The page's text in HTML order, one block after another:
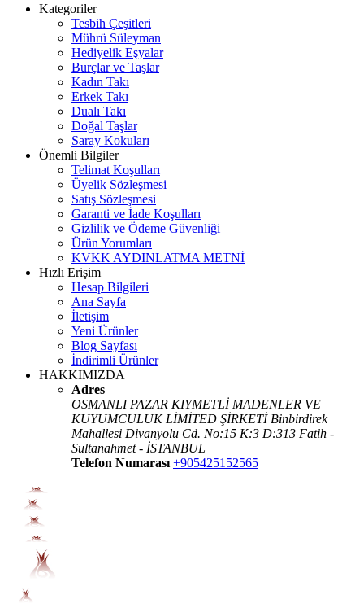
Kategoriler
Tesbih Çeşitleri
Mührü Süleyman
Hediyelik Eşyalar
Burçlar ve Taşlar
Kadın Takı
Erkek Takı
Dualı Takı
Doğal Taşlar
Saray Kokuları
Önemli Bilgiler
Telimat Koşulları
Üyelik Sözleşmesi
Satış Sözleşmesi
Garanti ve İade Koşulları
Gizlilik ve Ödeme Güvenliği
Ürün Yorumları
KVKK AYDINLATMA METNİ
Hızlı Erişim
Hesap Bilgileri
Ana Sayfa
İletişim
Yeni Ürünler
Blog Sayfası
İndirimli Ürünler
HAKKIMIZDA
Adres
OSMANLI PAZAR KIYMETLİ MADENLER VE
KUYUMCULUK LİMİTED ŞİRKETİ Binbirdirek
Mahallesi Divanyolu Cd. No:15 K:3 D:313 Fatih -
Sultanahmet - İSTANBUL
Telefon Numarası +905425152565